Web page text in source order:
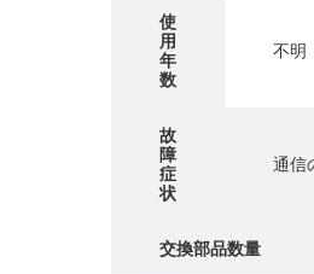
SERVICE
INTERVIEW
使
用
年
数
不明
故
障
症
状
通信
交換部品数量